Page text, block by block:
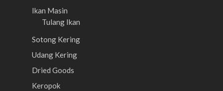
Ikan Masin
Tulang Ikan
Sotong Kering
Udang Kering
Dried Goods
Keropok